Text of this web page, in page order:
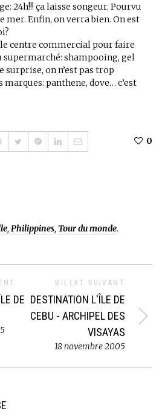
24h!!! ça laisse songeur. Pourvu
mer. Enfin, on verra bien. On est
centre commercial pour faire
supermarché: shampooing, gel
surprise, on n’est pas trop
marques: panthene, dove… c’est
0
, Philippines, Tour du monde.
DE
BILLET SUIVANT
DESTINATION L'ÎLE DE
CEBU - ARCHIPEL DES
VISAYAS
18 novembre 2005